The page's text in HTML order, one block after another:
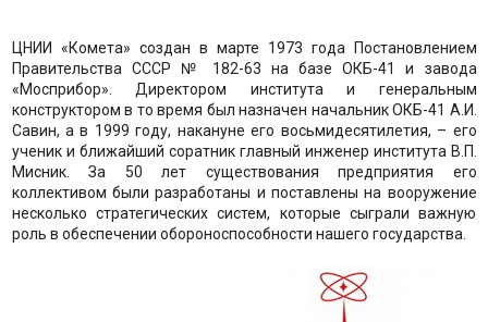
ЦНИИ «Комета» создан в марте 1973 года Постановлением
Правительства СССР № 182-63 на базе ОКБ-41 и завода
«Мосприбор». Директором института и генеральным
конструктором в то время был назначен начальник ОКБ-41 А.И.
Савин, а в 1999 году, накануне его восьмидесятилетия, – его
ученик и ближайший соратник главный инженер института В.П.
Мисник. За 50 лет существования предприятия его
коллективом были разработаны и поставлены на вооружение
несколько стратегических систем, которые сыграли важную
роль в обеспечении обороноспособности нашего госу­дарства.